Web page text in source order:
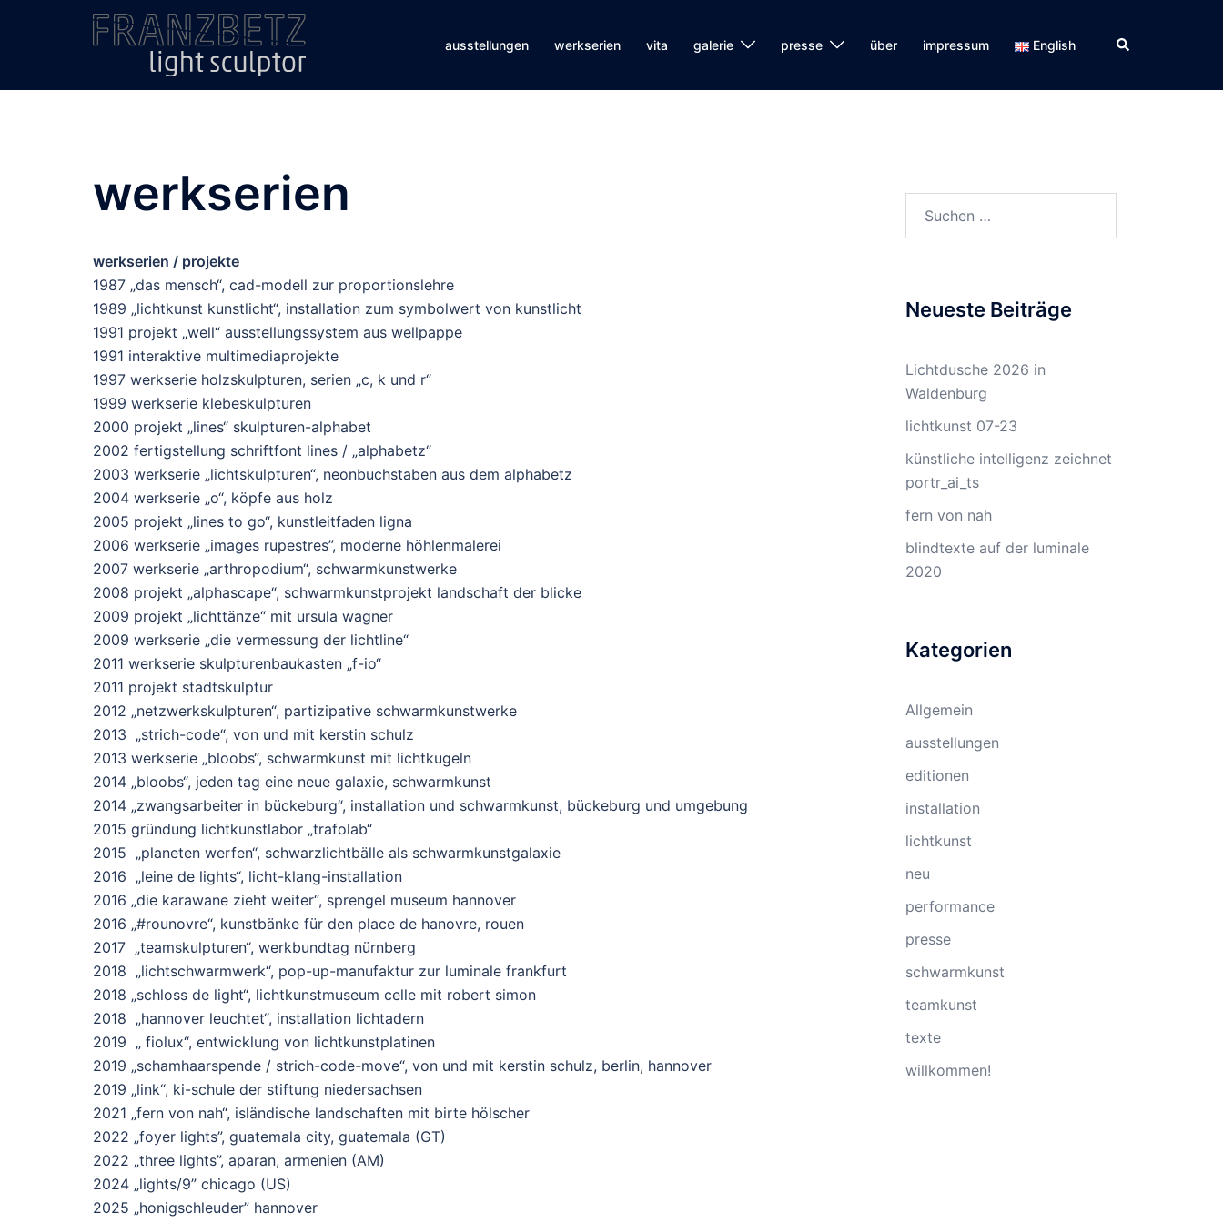
ausstellungen werkserien vita galerie presse über impressum English Suche
werkserien
werkserien / projekte
1987 „das mensch“, cad-modell zur proportionslehre
1989 „lichtkunst kunstlicht“, installation zum symbolwert von kunstlicht
1991 projekt „well“ ausstellungssystem aus wellpappe
1991 interaktive multimediaprojekte
1997 werkserie holzskulpturen, serien „c, k und r“
1999 werkserie klebeskulpturen
2000 projekt „lines“ skulpturen-alphabet
2002 fertigstellung schriftfont lines / „alphabetz“
2003 werkserie „lichtskulpturen“, neonbuchstaben aus dem alphabetz
2004 werkserie „o“, köpfe aus holz
2005 projekt „lines to go“, kunstleitfaden ligna
2006 werkserie „images rupestres”, moderne höhlenmalerei
2007 werkserie „arthropodium“, schwarmkunstwerke
2008 projekt „alphascape“, schwarmkunstprojekt landschaft der blicke
2009 projekt „lichttänze“ mit ursula wagner
2009 werkserie „die vermessung der lichtline“
2011 werkserie skulpturenbaukasten „f-io“
2011 projekt stadtskulptur
2012 „netzwerkskulpturen“, partizipative schwarmkunstwerke
2013 „strich-code“, von und mit kerstin schulz
2013 werkserie „bloobs“, schwarmkunst mit lichtkugeln
2014 „bloobs“, jeden tag eine neue galaxie, schwarmkunst
2014 „zwangsarbeiter in bückeburg“, installation und schwarmkunst, bückeburg und umgebung
2015 gründung lichtkunstlabor „trafolab“
2015 „planeten werfen“, schwarzlichtbälle als schwarmkunstgalaxie
2016 „leine de lights“, licht-klang-installation
2016 „die karawane zieht weiter“, sprengel museum hannover
2016 „#rounovre“, kunstbänke für den place de hanovre, rouen
2017 „teamskulpturen“, werkbundtag nürnberg
2018 „lichtschwarmwerk“, pop-up-manufaktur zur luminale frankfurt
2018 „schloss de light“, lichtkunstmuseum celle mit robert simon
2018 „hannover leuchtet“, installation lichtadern
2019 „ fiolux“, entwicklung von lichtkunstplatinen
2019 „schamhaarspende / strich-code-move“, von und mit kerstin schulz, berlin, hannover
2019 „link“, ki-schule der stiftung niedersachsen
2021 „fern von nah“, isländische landschaften mit birte hölscher
2022 „foyer lights”, guatemala city, guatemala (GT)
2022 „three lights”, aparan, armenien (AM)
2024 „lights/9” chicago (US)
2025 „honigschleuder” hannover
Neueste Beiträge
Lichtdusche 2026 in
Waldenburg
lichtkunst 07-23
künstliche intelligenz zeichnet
portr_ai_ts
fern von nah
blindtexte auf der luminale
2020
Kategorien
Allgemein
ausstellungen
editionen
installation
lichtkunst
neu
performance
presse
schwarmkunst
teamkunst
texte
willkommen!